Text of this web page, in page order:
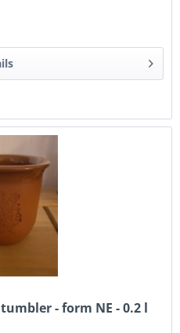
- form NE - 0.2 l